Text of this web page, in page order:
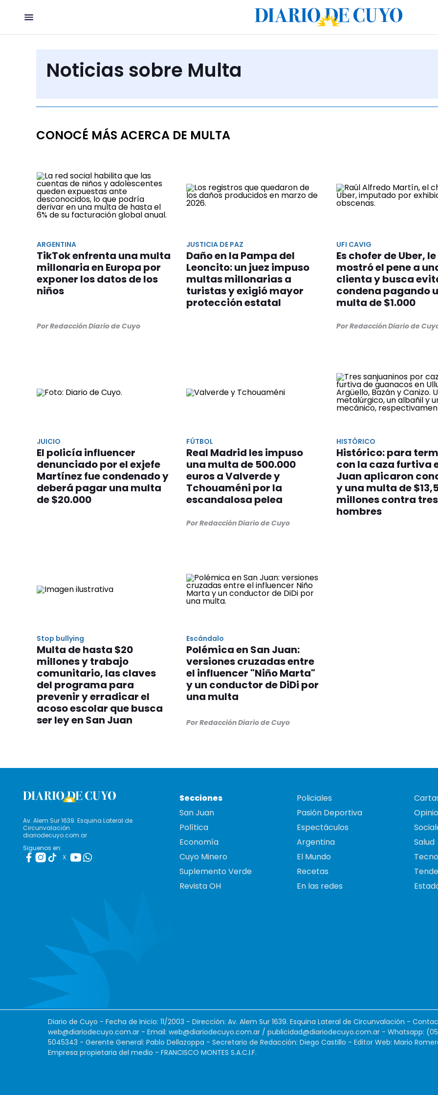
Noticias sobre Multa
CONOCÉ MÁS ACERCA DE MULTA
ARGENTINA
TikTok enfrenta una multa
millonaria en Europa por
exponer los datos de los
niños
Por Redacción Diario de Cuyo
JUSTICIA DE PAZ
Daño en la Pampa del
Leoncito: un juez impuso
multas millonarias a
turistas y exigió mayor
protección estatal
UFI CAVIG
Es chofer de Uber, le
mostró el pene a
clienta y busca
condena pagando
multa de $1.000
Por Redacción Diario de
JUICIO
El policía influencer
denunciado por el exjefe
Martínez fue condenado y
deberá pagar una multa
de $20.000
FÚTBOL
Real Madrid les impuso
una multa de 500.000
euros a Valverde y
Tchouaméni por la
escandalosa pelea
Por Redacción Diario de Cuyo
HISTÓRICO
Histórico: para
con la caza furtiva
Juan aplicaron
y una multa de
millones contra tres
hombres
Stop bullying
Multa de hasta $20
millones y trabajo
comunitario, las claves
del programa para
prevenir y erradicar el
acoso escolar que busca
ser ley en San Juan
Escándalo
Polémica en San Juan:
versiones cruzadas entre
el influencer "Niño Marta"
y un conductor de DiDi por
una multa
Por Redacción Diario de Cuyo
Av. Alem Sur 1639. Esquina Lateral de
Circunvalación
diariodecuyo.com.ar
Siguenos en:
X
Secciones
San Juan
Política
Economía
Cuyo Minero
Suplemento Verde
Revista OH
Policiales
Pasión Deportiva
Espectáculos
Argentina
El Mundo
Recetas
En las redes
Salud
Diario de Cuyo - Fecha de Inicio: 11/2003 - Dirección: Av. Alem Sur 1639. Esquina Lateral de Circunvalación -
web@diariodecuyo.com.ar - Email: web@diariodecuyo.com.ar / publicidad@diariodecuyo.com.ar - Whatsapp:
5045343 - Gerente General: Pablo Dellazoppa - Secretario de Redacción: Diego Castillo - Editor Web: Mario
Empresa propietaria del medio - FRANCISCO MONTES S.A.C.I.F.